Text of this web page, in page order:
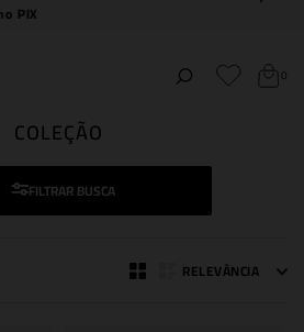
Frete Grátis
0
COLEÇÃO
FILTRAR
RELEVÂNCIA